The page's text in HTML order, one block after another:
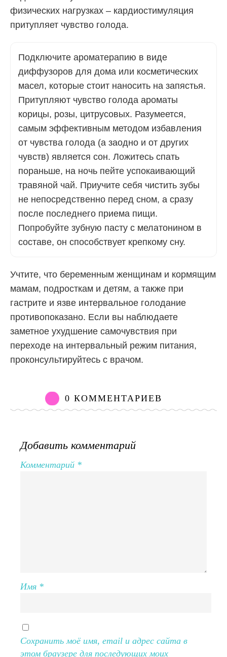
физических нагрузках – кардиостимуляция
притупляет чувство голода.
Подключите ароматерапию в виде
диффузоров для дома или косметических
масел, которые стоит наносить на запястья.
Притупляют чувство голода ароматы
корицы, розы, цитрусовых. Разумеется,
самым эффективным методом избавления
от чувства голода (а заодно и от других
чувств) является сон. Ложитесь спать
пораньше, на ночь пейте успокаивающий
травяной чай. Приучите себя чистить зубы
не непосредственно перед сном, а сразу
после последнего приема пищи.
Попробуйте зубную пасту с мелатонином в
составе, он способствует крепкому сну.
Учтите, что беременным женщинам и кормящим
мамам, подросткам и детям, а также при
гастрите и язве интервальное голодание
противопоказано. Если вы наблюдаете
заметное ухудшение самочувствия при
переходе на интервальный режим питания,
проконсультируйтесь с врачом.
0 КОММЕНТАРИЕВ
Добавить комментарий
Комментарий *
Имя *
Сохранить моё имя, email и адрес сайта в
этом браузере для последующих моих